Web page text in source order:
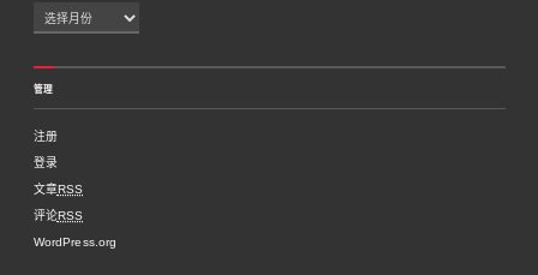
管理
注册
登录
文章RSS
评论RSS
WordPress.org